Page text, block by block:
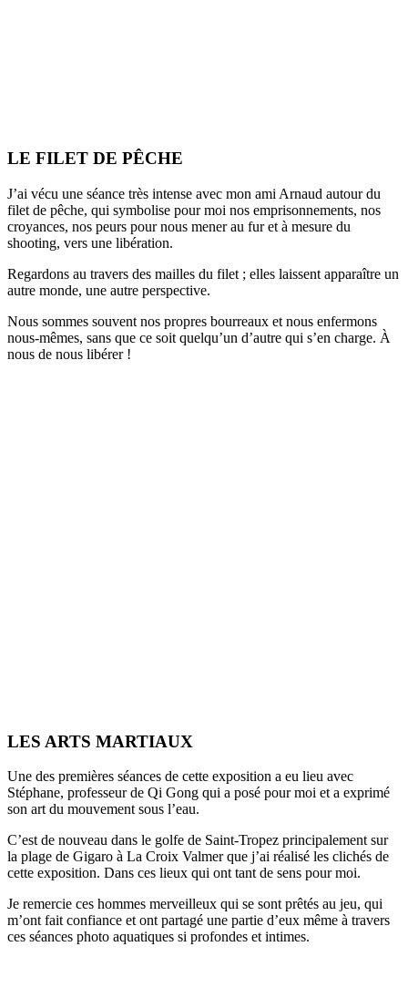
LE FILET DE PÊCHE
J’ai vécu une séance très intense avec mon ami Arnaud autour du
filet de pêche, qui symbolise pour moi nos emprisonnements, nos
croyances, nos peurs pour nous mener au fur et à mesure du
shooting, vers une libération.
Regardons au travers des mailles du filet ; elles laissent apparaître un
autre monde, une autre perspective.
Nous sommes souvent nos propres bourreaux et nous enfermons
nous-mêmes, sans que ce soit quelqu’un d’autre qui s’en charge. À
nous de nous libérer !
LES ARTS MARTIAUX
Une des premières séances de cette exposition a eu lieu avec
Stéphane, professeur de Qi Gong qui a posé pour moi et a exprimé
son art du mouvement sous l’eau.
C’est de nouveau dans le golfe de Saint-Tropez principalement sur
la plage de Gigaro à La Croix Valmer que j’ai réalisé les clichés de
cette exposition. Dans ces lieux qui ont tant de sens pour moi.
Je remercie ces hommes merveilleux qui se sont prêtés au jeu, qui
m’ont fait confiance et ont partagé une partie d’eux même à travers
ces séances photo aquatiques si profondes et intimes.